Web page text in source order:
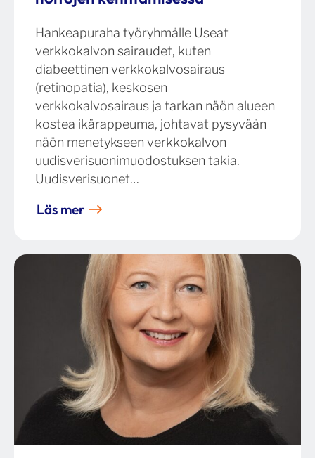
Hankeapuraha työryhmälle Useat
verkkokalvon sairaudet, kuten
diabeettinen verkkokalvosairaus
(retinopatia), keskosen
verkkokalvosairaus ja tarkan näön alueen
kostea ikärappeuma, johtavat pysyvään
näön menetykseen verkkokalvon
uudisverisuonimuodostuksen takia.
Uudisverisuonet…
Läs mer